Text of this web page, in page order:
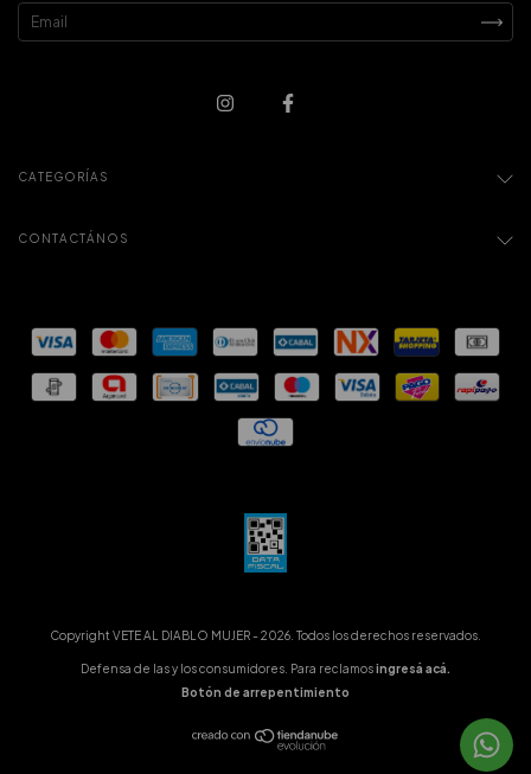
CATEGORÍAS
CONTACTÁNOS
Copyright VETE AL DIABLO MUJER - 2026. Todos los derechos reservados.
Defensa de las y los consumidores. Para reclamosingresá acá.
Botón de arrepentimiento